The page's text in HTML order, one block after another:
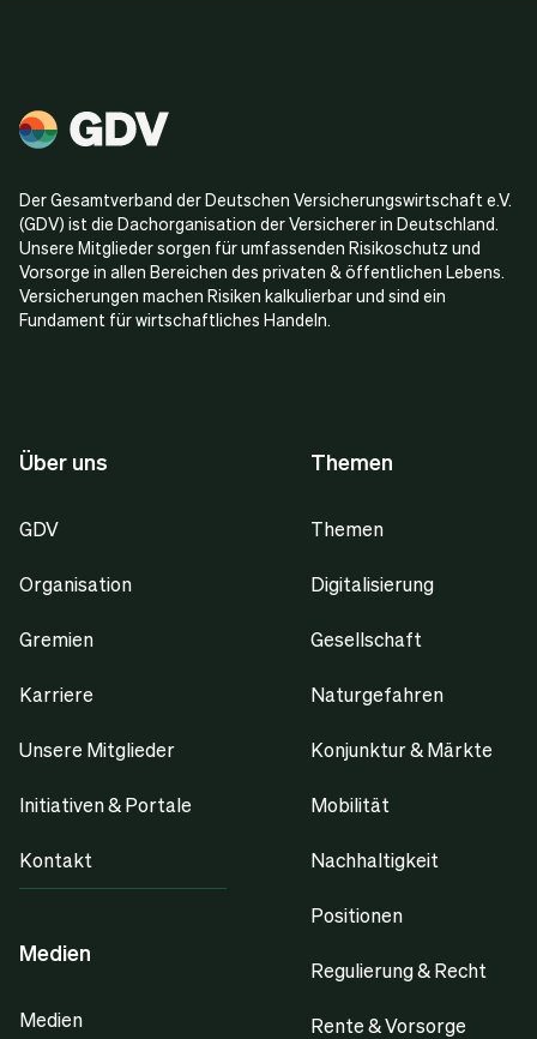
Der Gesamtverband der Deutschen Versicherungswirtschaft e.V.
(GDV) ist die Dachorganisation der Versicherer in Deutschland.
Unsere Mitglieder sorgen für umfassenden Risikoschutz und
Vorsorge in allen Bereichen des privaten & öffentlichen Lebens.
Versicherungen machen Risiken kalkulierbar und sind ein
Fundament für wirtschaftliches Handeln.
Über uns
GDV
Organisation
Gremien
Karriere
Unsere Mitglieder
Initiativen & Portale
Kontakt
Medien
Medien
Themen
Themen
Digitalisierung
Gesellschaft
Naturgefahren
Konjunktur & Märkte
Mobilität
Nachhaltigkeit
Positionen
Regulierung & Recht
Rente & Vorsorge